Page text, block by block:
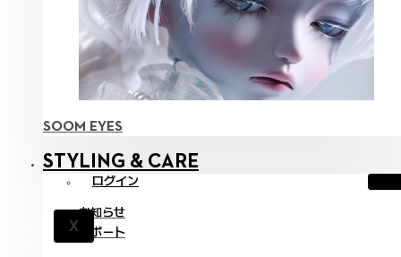
SOOM EYES
STYLING & CARE
ログイン
X
お知らせ
サポート